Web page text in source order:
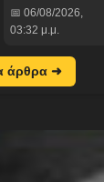
📅 06/08/2026,
03:32 μ.μ.
άρθρα ➜